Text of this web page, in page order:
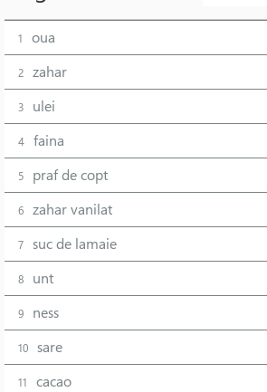
1 oua
2 zahar
3 ulei
4 faina
5 praf de copt
6 zahar vanilat
7 suc de lamaie
8 unt
9 ness
10 sare
11 cacao